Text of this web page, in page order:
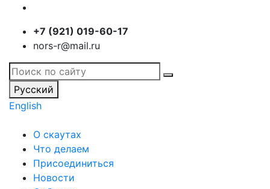
+7 (921) 019-60-17
nors-r@mail.ru
Русский
English
О скаутах
Что делаем
Присоединиться
Новости